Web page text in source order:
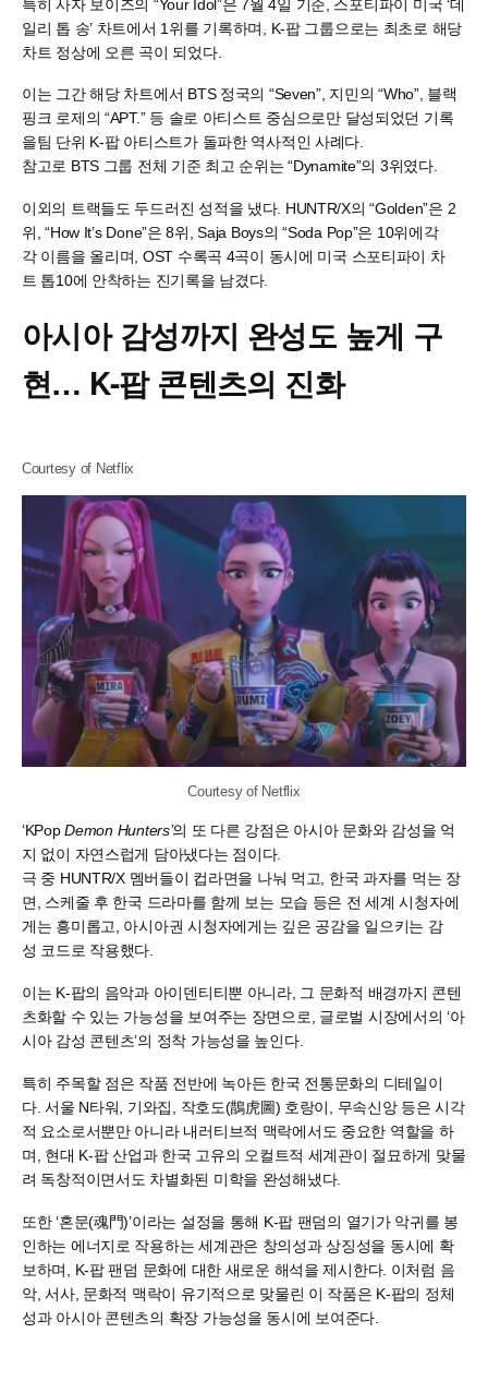
특히 사자 보이즈의 “Your Idol”은 7월 4일 기준, 스포티파이 미국 ‘데
일리 톱 송’ 차트에서 1위를 기록하며, K-팝 그룹으로는 최초로 해당
차트 정상에 오른 곡이 되었다.
이는 그간 해당 차트에서 BTS 정국의 “Seven”, 지민의 “Who”, 블랙
핑크 로제의 “APT.” 등 솔로 아티스트 중심으로만 달성되었던 기록
을팀 단위 K-팝 아티스트가 돌파한 역사적인 사례다.
참고로 BTS 그룹 전체 기준 최고 순위는 “Dynamite”의 3위였다.
이외의 트랙들도 두드러진 성적을 냈다. HUNTR/X의 “Golden”은 2
위, “How It’s Done”은 8위, Saja Boys의 “Soda Pop”은 10위에각
각 이름을 올리며, OST 수록곡 4곡이 동시에 미국 스포티파이 차
트 톱10에 안착하는 진기록을 남겼다.
아시아 감성까지 완성도 높게 구
현… K-팝 콘텐츠의 진화
Courtesy of Netflix
Courtesy of Netflix
‘KPopDemon Hunters’의 또 다른 강점은 아시아 문화와 감성을 억
지 없이 자연스럽게 담아냈다는 점이다.
극 중 HUNTR/X 멤버들이 컵라면을 나눠 먹고, 한국 과자를 먹는 장
면, 스케줄 후 한국 드라마를 함께 보는 모습 등은 전 세계 시청자에
게는 흥미롭고, 아시아권 시청자에게는 깊은 공감을 일으키는 감
성 코드로 작용했다.
이는 K-팝의 음악과 아이덴티티뿐 아니라, 그 문화적 배경까지 콘텐
츠화할 수 있는 가능성을 보여주는 장면으로, 글로벌 시장에서의 ‘아
시아 감성 콘텐츠’의 정착 가능성을 높인다.
특히 주목할 점은 작품 전반에 녹아든 한국 전통문화의 디테일이
다. 서울 N타워, 기와집, 작호도(鵲虎圖) 호랑이, 무속신앙 등은 시각
적 요소로서뿐만 아니라 내러티브적 맥락에서도 중요한 역할을 하
며, 현대 K-팝 산업과 한국 고유의 오컬트적 세계관이 절묘하게 맞물
려 독창적이면서도 차별화된 미학을 완성해냈다.
또한 ‘혼문(魂門)’이라는 설정을 통해 K-팝 팬덤의 열기가 악귀를 봉
인하는 에너지로 작용하는 세계관은 창의성과 상징성을 동시에 확
보하며, K-팝 팬덤 문화에 대한 새로운 해석을 제시한다. 이처럼 음
악, 서사, 문화적 맥락이 유기적으로 맞물린 이 작품은 K-팝의 정체
성과 아시아 콘텐츠의 확장 가능성을 동시에 보여준다.